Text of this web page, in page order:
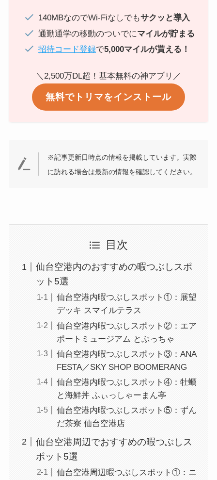
140MBなのでWi-Fiなしでもサクッと導入
通勤通学の移動のついでにマイルが貯まる
招待コード登録で5,000マイルが貰える！
＼2,500万DL超！基本無料の神アプリ／
無料でトリマをインストール
※記事更新日時点の情報を掲載しています。実際
に訪れる場合は最新の情報を確認してください。
目次
仙台空港内のおすすめの暇つぶしスポ
ット5選
仙台空港内暇つぶしスポット①：展望
デッキ スマイルテラス
仙台空港内暇つぶしスポット②：エア
ポートミュージアム とぶっちゃ
仙台空港内暇つぶしスポット③：ANA
FESTA／SKY SHOP BOOMERANG
仙台空港内暇つぶしスポット④：牡蠣
と海鮮丼 ふぃっしゃーまん亭
仙台空港内暇つぶしスポット⑤：ずん
だ茶寮 仙台空港店
仙台空港周辺でおすすめの暇つぶしス
ポット5選
仙台空港周辺暇つぶしスポット①：ニ